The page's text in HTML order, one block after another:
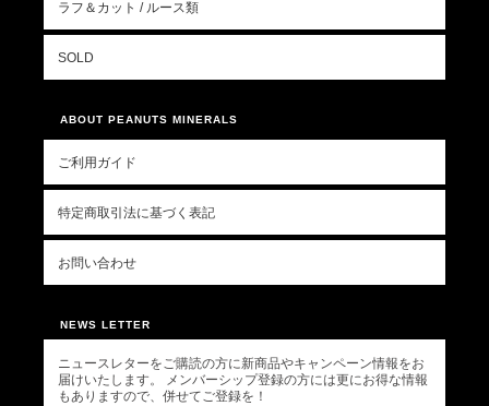
ラフ＆カット / ルース類
SOLD
ABOUT PEANUTS MINERALS
ご利用ガイド
特定商取引法に基づく表記
お問い合わせ
NEWS LETTER
ニュースレターをご購読の方に新商品やキャンペーン情報をお
届けいたします。 メンバーシップ登録の方には更にお得な情報
もありますので、併せてご登録を！